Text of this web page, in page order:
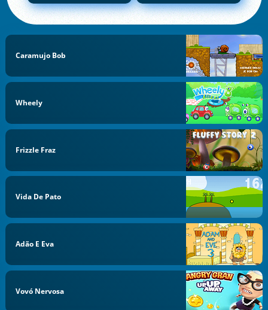
Caramujo Bob
Wheely
Frizzle Fraz
Vida De Pato
Adão E Eva
Vovó Nervosa